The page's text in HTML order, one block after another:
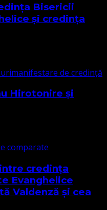
Bisericii
și credința
manifestare de credință
Hirotonire și
comparate
credința
Evanghelice
Valdenză și cea